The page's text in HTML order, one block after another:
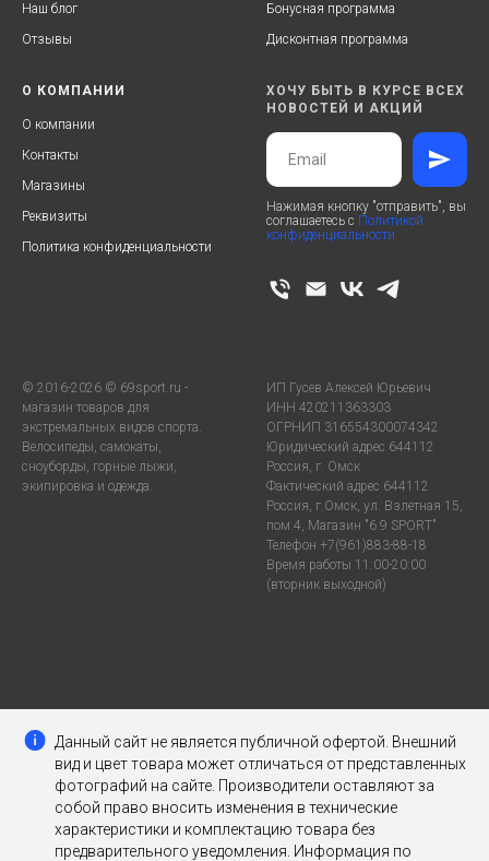
Наш блог
Отзывы
Бонусная программа
Дисконтная программа
О КОМПАНИИ
О компании
Контакты
Магазины
Реквизиты
Политика конфиденциальности
ХОЧУ БЫТЬ В КУРСЕ ВСЕХ
НОВОСТЕЙ И АКЦИЙ
Нажимая кнопку "отправить", вы
соглашаетесь с Политикой
конфиденциальности
© 2016-2026 © 69sport.ru -
магазин товаров для
экстремальных видов спорта.
Велосипеды, самокаты,
сноуборды, горные лыжи,
экипировка и одежда.
ИП Гусев Алексей Юрьевич
ИНН 420211363303
ОГРНИП 316554300074342
Юридический адрес 644112
Россия, г. Омск
Фактический адрес 644112
Россия, г.Омск, ул. Взлетная 15,
пом.4, Магазин "6.9 SPORT"
Телефон +7(961)883-88-18
Время работы 11:00-20:00
(вторник выходной)
Данный сайт не является публичной офертой. Внешний
вид и цвет товара может отличаться от представленных
фотографий на сайте. Производители оставляют за
собой право вносить изменения в технические
характеристики и комплектацию товара без
предварительного уведомления. Информация по